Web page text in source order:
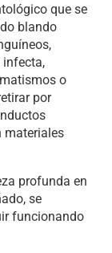
que se
blando
o
por
materiales
profunda en
se
funcionando